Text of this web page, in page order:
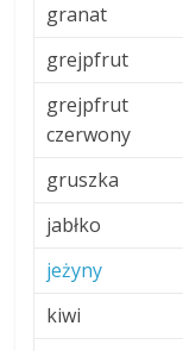
granat
grejpfrut
grejpfrut
czerwony
gruszka
jabłko
jeżyny
kiwi